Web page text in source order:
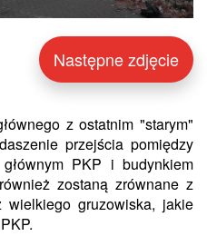
Następne zdjęcie
z ostatnim "starym"
przejścia pomiędzy
PKP i budynkiem
zostaną zrównane z
gruzowiska, jakie